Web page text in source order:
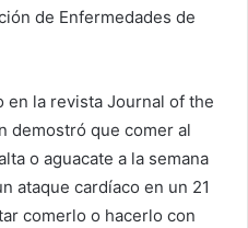
de Enfermedades de
en la revista Journal of the
demostró que comer al
o aguacate a la semana
ataque cardíaco en un 21
comerlo o hacerlo con